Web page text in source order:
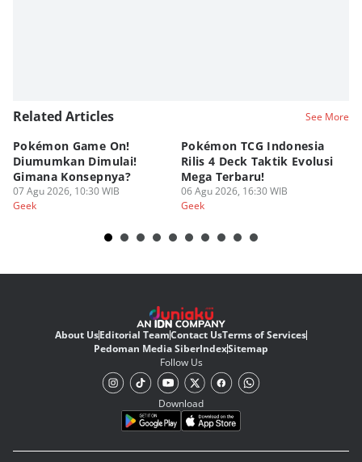
Related Articles See More
Pokémon Game On!
Diumumkan Dimulai!
Gimana Konsepnya?
07 Agu 2026, 10:30 WIB
Geek
Pokémon TCG Indonesia
Rilis 4 Deck Taktik Evolusi
Mega Terbaru!
06 Agu 2026, 16:30 WIB
Geek
About UsEditorial TeamContact UsTerms of Services
Pedoman Media SiberIndexSitemap
Follow Us
Download